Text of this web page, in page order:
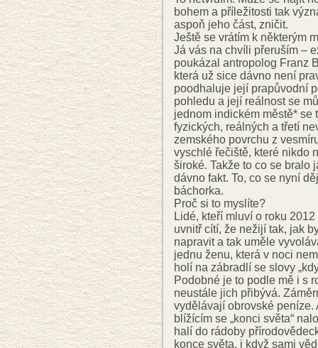
bohem a příležitosti tak
aspoň jeho část, zničit.
Ještě se vrátím k některým
Já vás na chvíli přeruším –
poukázal antropolog Franz
která už sice dávno není
poodhaluje její prapůvodní
pohledu a její reálnost se
jednom indickém městě* se
fyzických, reálných a třetí
zemského povrchu z
vyschlé řečiště, které nikdo
široké. Takže to co se bralo
dávno fakt. To, co se nyní
báchorka.
Proč si to myslíte?
Lidé, kteří mluví o roku
uvnitř cítí, že nežijí tak, jak
napravit a tak uměle
jednu ženu, která v noci
holí na zábradlí se slovy
Podobné je to podle mě i s
neustále jich přibývá.
vydělávají obrovské peníze.
blížícím se „konci světa“
halí do rádoby
konce světa, i když sami